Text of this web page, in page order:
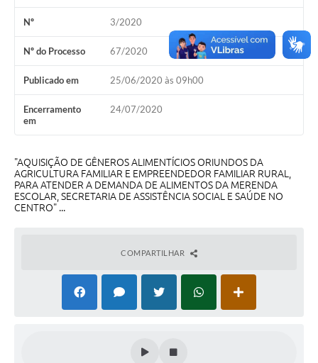
Arquivos para Download
Carta de Serviços
Projetos
Legislação
Editais
Nº 3/2020
Nº do Processo 67/2020
Publicado em 25/06/2020 às 09h00
Encerramento
em
24/07/2020
"AQUISIÇÃO DE GÊNEROS ALIMENTÍCIOS ORIUNDOS DA
AGRICULTURA FAMILIAR E EMPREENDEDOR FAMILIAR RURAL,
PARA ATENDER A DEMANDA DE ALIMENTOS DA MERENDA
ESCOLAR, SECRETARIA DE ASSISTÊNCIA SOCIAL E SAÚDE NO
CENTRO" ...
COMPARTILHAR